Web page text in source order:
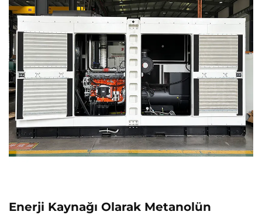
Enerji Kaynağı Olarak Metanolün